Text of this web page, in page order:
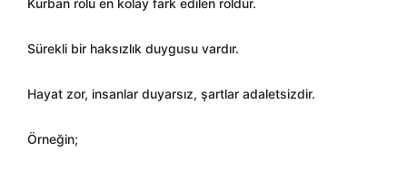
Kurban rolü en kolay fark edilen roldür.
Sürekli bir haksızlık duygusu vardır.
Hayat zor, insanlar duyarsız, şartlar adaletsizdir.
Örneğin;